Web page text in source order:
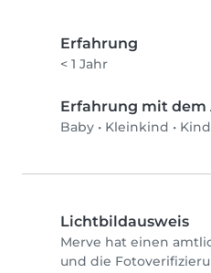
Erfahrung
< 1 Jahr
Erfahrung mit dem
Baby • Kleinkind •
Lichtbildausweis
Merve hat einen
und die